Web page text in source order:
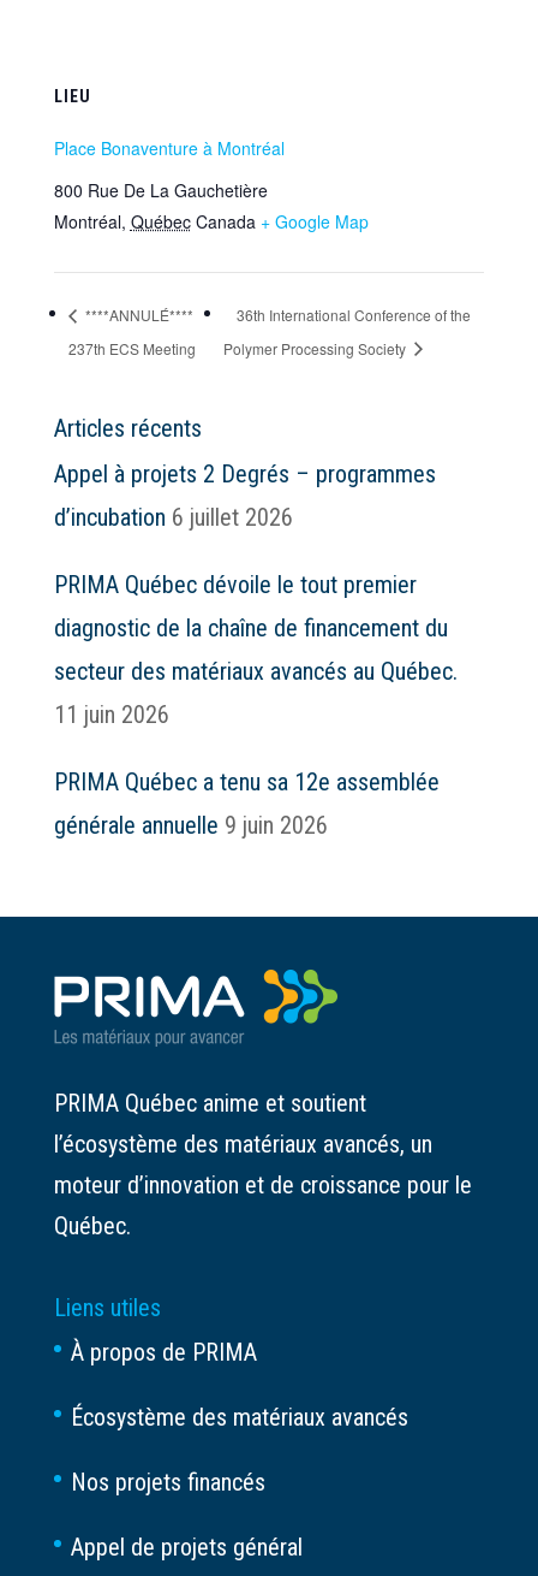
LIEU
Place Bonaventure à Montréal
800 Rue De La Gauchetière
Montréal, Québec Canada + Google Map
****ANNULÉ****
237th ECS Meeting
36th International Conference of the
Polymer Processing Society
Articles récents
Appel à projets 2 Degrés – programmes
d’incubation 6 juillet 2026
PRIMA Québec dévoile le tout premier
diagnostic de la chaîne de financement du
secteur des matériaux avancés au Québec.
11 juin 2026
PRIMA Québec a tenu sa 12e assemblée
générale annuelle 9 juin 2026
PRIMA Québec anime et soutient
l’écosystème des matériaux avancés, un
moteur d’innovation et de croissance pour le
Québec.
Liens utiles
À propos de PRIMA
Écosystème des matériaux avancés
Nos projets financés
Appel de projets général